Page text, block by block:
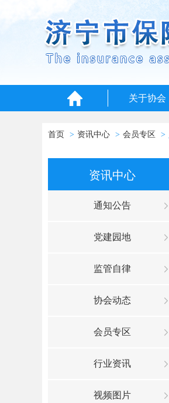
关于协会
首页 资讯中心 会员专区
资讯中心
通知公告
党建园地
监管自律
协会动态
会员专区
行业资讯
视频图片